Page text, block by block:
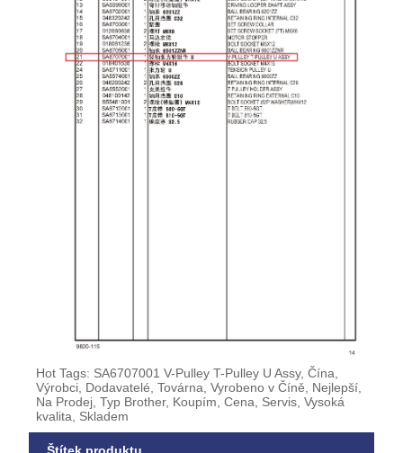
Hot Tags: SA6707001 V-Pulley T-Pulley U Assy, Čína,
Výrobci, Dodavatelé, Továrna, Vyrobeno v Číně, Nejlepší,
Na Prodej, Typ Brother, Koupím, Cena, Servis, Vysoká
kvalita, Skladem